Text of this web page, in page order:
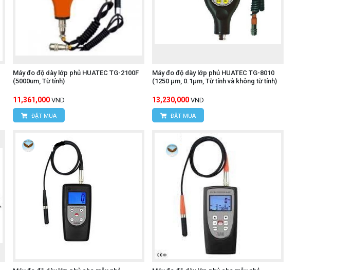
Máy đo độ dày lớp phủ HUATEC TG-2100F
(5000um, Từ tính)
11,361,000 VND
ĐẶT MUA
Máy đo độ dày lớp phủ HUATEC TG-8010
(1250 μm, 0.1μm, Từ tính và không từ tính)
13,230,000 VND
ĐẶT MUA